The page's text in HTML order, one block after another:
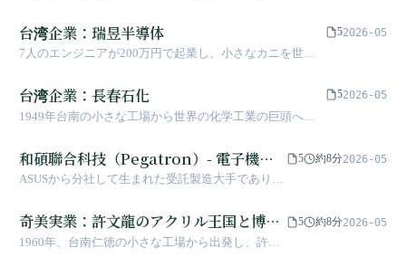
台湾企業：瑞昱半導体
7人のエンジニアが200万円で起業し、小さなカニを世界
52026-05
台湾企業：長春石化
1949年台南の小さな工場から世界の化学工業の巨頭へ。
52026-05
和碩聯合科技（Pegatron）- 電子機器
受託製造の隠れたチャンピオン
ASUSから分社して生まれた受託製造大手であり、
い製造者、「電子五哥」の一社です
5 約8分2026-05
奇美実業：許文龍のアクリル王国と博物
館の夢
1960年、台南仁徳の小さな工場から出発し、許文
5 約8分2026-05